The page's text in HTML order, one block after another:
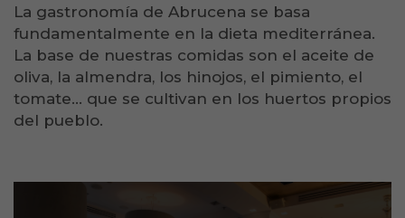
La gastronomía de Abrucena se basa
fundamentalmente en la dieta mediterránea.
La base de nuestras comidas son el aceite de
oliva, la almendra, los hinojos, el pimiento, el
tomate... que se cultivan en los huertos propios
del pueblo.